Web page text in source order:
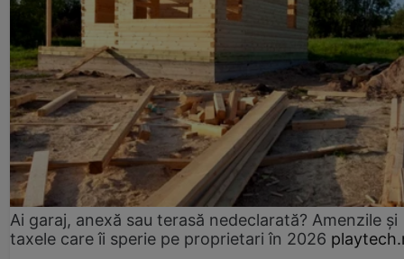
Ai garaj, anexă sau terasă nedeclarată? Amenzile și
taxele care îi sperie pe proprietari în 2026